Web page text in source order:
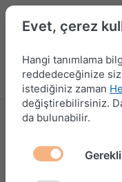
Menü Kampanyalar
Evet, çerez
Hangi tanımlama
reddedeceğinize siz
istediğiniz zaman
değiştirebilirsiniz.
da bulunabilir.